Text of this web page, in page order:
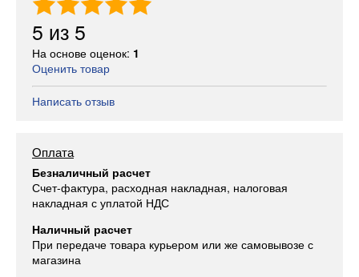
5 из 5
На основе оценок: 1
Оценить товар
Написать отзыв
Оплата
Безналичный расчет
Счет-фактура, расходная накладная, налоговая
накладная с уплатой НДС
Наличный расчет
При передаче товара курьером или же самовывозе с
магазина